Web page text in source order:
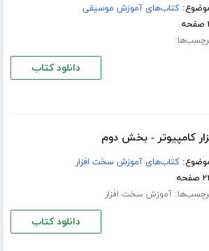
کتاب‌های آموزش موسیقی
دانلود کتاب
کامپیوتر - بخش دوم
کتاب‌های آموزش سخت افزار
آموزش سخت افزار
دانلود کتاب